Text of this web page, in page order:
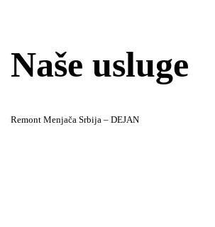
Naše usluge
Remont Menjača Srbija – DEJAN